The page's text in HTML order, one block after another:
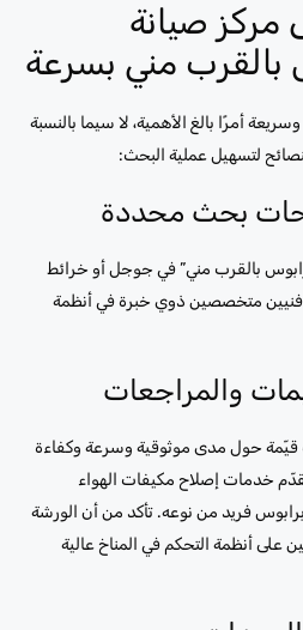
مركز صيانة
بالقرب مني بسرعة
أمرًا بالغ الأهمية، لا سيما بالنسبة
لتسهيل عملية البحث:
بالقرب مني” في جوجل أو خرائط
متخصصين ذوي خبرة في أنظمة
قيّمة حول مدى موثوقية وسرعة وكفاءة
خدمات إصلاح مكيفات الهواء
فريد من نوعه. تأكد من أن الورشة
على أنظمة التحكم في المناخ عالية